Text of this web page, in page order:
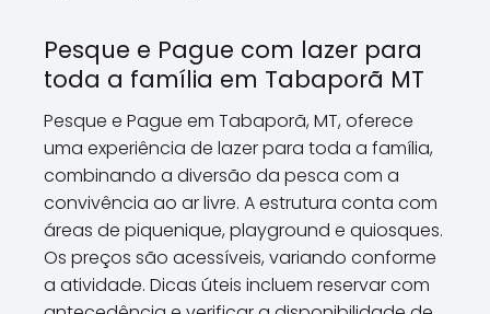
Pesque e Pague com lazer para
toda a família em Tabaporã MT
Pesque e Pague em Tabaporã, MT, oferece
uma experiência de lazer para toda a família,
combinando a diversão da pesca com a
convivência ao ar livre. A estrutura conta com
áreas de piquenique, playground e quiosques.
Os preços são acessíveis, variando conforme
a atividade. Dicas úteis incluem reservar com